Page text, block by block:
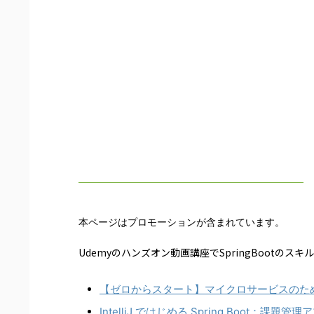
本ページはプロモーションが含まれています。
Udemyのハンズオン動画講座でSpringBootのスキ
【ゼロからスタート】マイクロサービスの